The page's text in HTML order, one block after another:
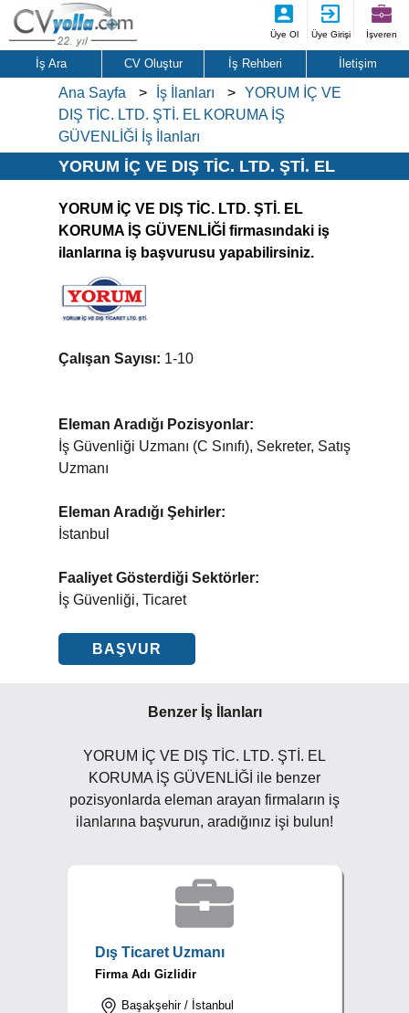
Üye Ol Üye Girişi İşveren
İş Ara CV Oluştur İş Rehberi İletişim
Ana Sayfa İş İlanları
YORUM İÇ VE
DIŞ TİC. LTD. ŞTİ. EL KORUMA İŞ
GÜVENLİĞİ İş İlanları
YORUM İÇ VE DIŞ TİC. LTD. ŞTİ. EL
YORUM İÇ VE DIŞ TİC. LTD. ŞTİ. EL
KORUMA İŞ GÜVENLİĞİ firmasındaki iş
ilanlarına iş başvurusu yapabilirsiniz.
Çalışan Sayısı: 1-10
Eleman Aradığı Pozisyonlar:
İş Güvenliği Uzmanı (C Sınıfı), Sekreter, Satış
Uzmanı
Eleman Aradığı Şehirler:
İstanbul
Faaliyet Gösterdiği Sektörler:
İş Güvenliği, Ticaret
BAŞVUR
Benzer İş İlanları
YORUM İÇ VE DIŞ TİC. LTD. ŞTİ. EL
KORUMA İŞ GÜVENLİĞİ ile benzer
pozisyonlarda eleman arayan firmaların iş
ilanlarına başvurun, aradığınız işi bulun!
Dış Ticaret Uzmanı
Firma Adı Gizlidir
Başakşehir / İstanbul